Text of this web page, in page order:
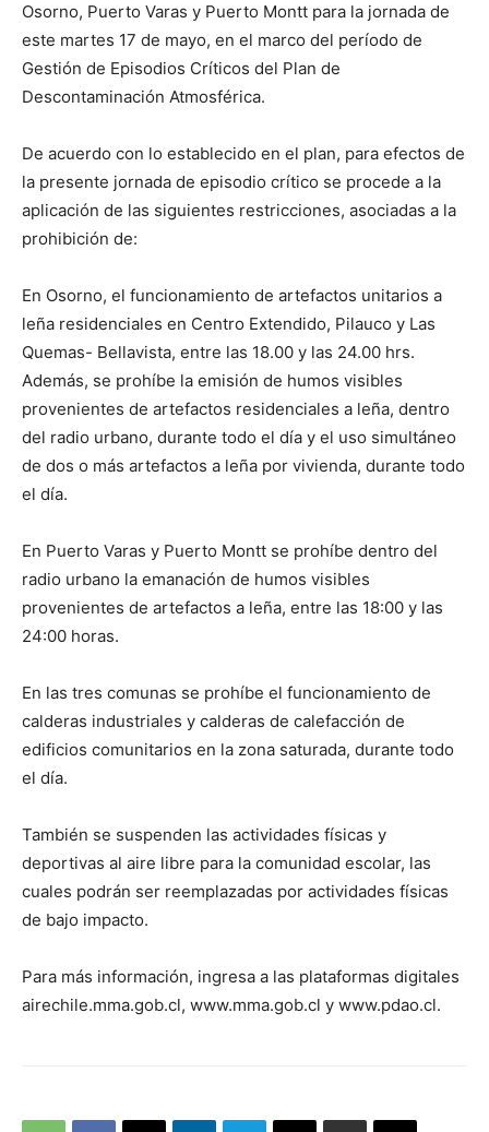
Osorno, Puerto Varas y Puerto Montt para la jornada de
este martes 17 de mayo, en el marco del período de
Gestión de Episodios Críticos del Plan de
Descontaminación Atmosférica.
De acuerdo con lo establecido en el plan, para efectos de
la presente jornada de episodio crítico se procede a la
aplicación de las siguientes restricciones, asociadas a la
prohibición de:
En Osorno, el funcionamiento de artefactos unitarios a
leña residenciales en Centro Extendido, Pilauco y Las
Quemas- Bellavista, entre las 18.00 y las 24.00 hrs.
Además, se prohíbe la emisión de humos visibles
provenientes de artefactos residenciales a leña, dentro
del radio urbano, durante todo el día y el uso simultáneo
de dos o más artefactos a leña por vivienda, durante todo
el día.
En Puerto Varas y Puerto Montt se prohíbe dentro del
radio urbano la emanación de humos visibles
provenientes de artefactos a leña, entre las 18:00 y las
24:00 horas.
En las tres comunas se prohíbe el funcionamiento de
calderas industriales y calderas de calefacción de
edificios comunitarios en la zona saturada, durante todo
el día.
También se suspenden las actividades físicas y
deportivas al aire libre para la comunidad escolar, las
cuales podrán ser reemplazadas por actividades físicas
de bajo impacto.
Para más información, ingresa a las plataformas digitales
airechile.mma.gob.cl, www.mma.gob.cl y www.pdao.cl.